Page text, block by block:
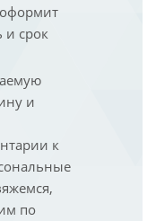
и срок
и
к
по